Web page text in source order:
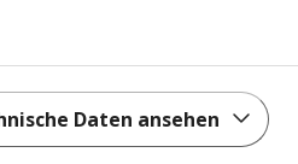
Daten ansehen